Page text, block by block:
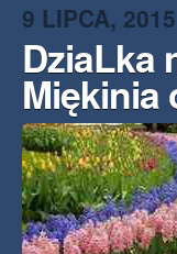
9 LIPCA, 2015
DziaLka
Miękinia